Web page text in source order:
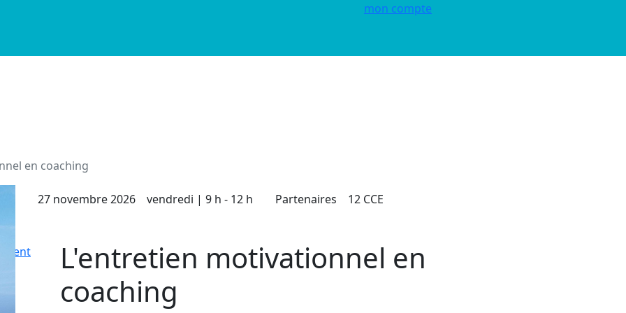
mon compte
en coaching
27 novembre 2026 vendredi | 9 h - 12 h Partenaires 12 CCE
L'entretien motivationnel en
coaching